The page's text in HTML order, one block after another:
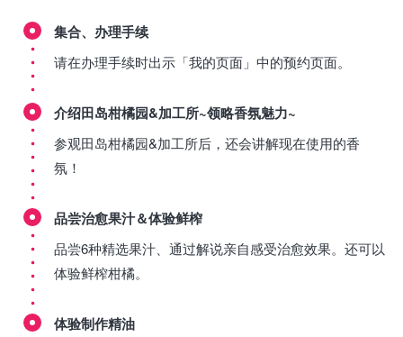
集合、办理手续
请在办理手续时出示「我的页面」中的预约页面。
介绍田岛柑橘园&加工所~领略香氛魅力~
参观田岛柑橘园&加工所后，还会讲解现在使用的香
氛！
品尝治愈果汁＆体验鲜榨
品尝6种精选果汁、通过解说亲自感受治愈效果。还可以
体验鲜榨柑橘。
体验制作精油